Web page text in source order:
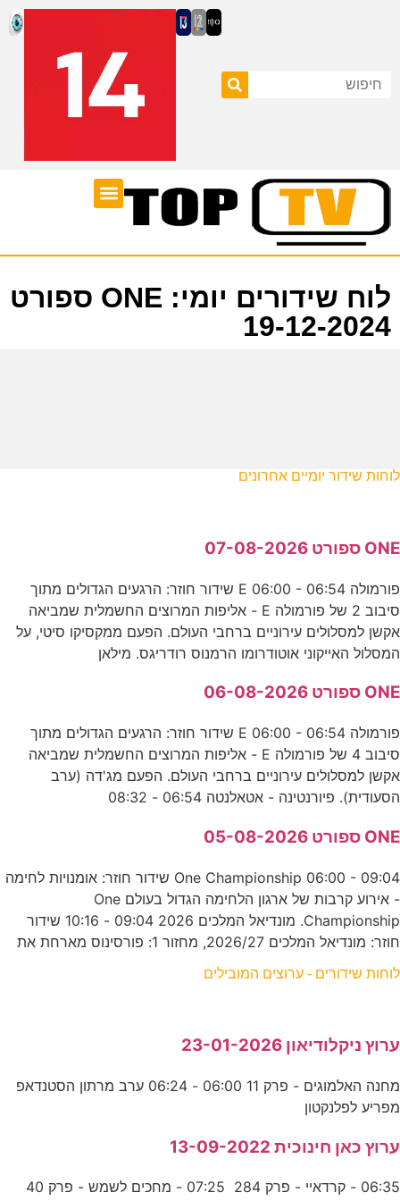
לוח שידורים יומי: ONE ספורט
19-12-2024
לוחות שידור יומיים אחרונים
ONE ספורט 07-08-2026
פורמולה E 06:00 - 06:54 שידור חוזר: הרגעים הגדולים מתוך
סיבוב 2 של פורמולה E - אליפות המרוצים החשמלית שמביאה
אקשן למסלולים עירוניים ברחבי העולם. הפעם ממקסיקו סיטי, על
המסלול האייקוני אוטודרומו הרמנוס רודריגס. מילאן
ONE ספורט 06-08-2026
פורמולה E 06:00 - 06:54 שידור חוזר: הרגעים הגדולים מתוך
סיבוב 4 של פורמולה E - אליפות המרוצים החשמלית שמביאה
אקשן למסלולים עירוניים ברחבי העולם. הפעם מג'דה (ערב
הסעודית). פיורנטינה - אטאלנטה 06:54 - 08:32
ONE ספורט 05-08-2026
One Championship 06:00 - 09:04 שידור חוזר: אומנויות לחימה
- אירוע קרבות של ארגון הלחימה הגדול בעולם One
Championship. מונדיאל המלכים 2026 09:04 - 10:16 שידור
חוזר: מונדיאל המלכים 2026/27, מחזור 1: פורסינוס מארחת את
לוחות שידורים - ערוצים המובילים
ערוץ ניקלודיאון 23-01-2026
מחנה האלמוגים - פרק 11 06:00 - 06:24 ערב מרתון הסטנדאפ
מפריע לפלנקטון
ערוץ כאן חינוכית 13-09-2022
06:35 - קרדאיי - פרק 284 07:25 - מחכים לשמש - פרק 40